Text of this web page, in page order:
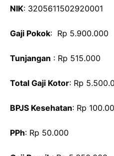
NIK: 3205611502920001
Gaji Pokok: Rp 5.900.000
Tunjangan : Rp 515.000
Total Gaji Kotor: Rp
BPJS Kesehatan: Rp
PPh: Rp 50.000